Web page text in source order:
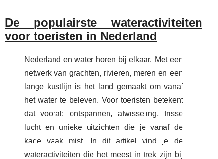
De populairste wateractiviteiten
voor toeristen in Nederland
Nederland en water horen bij elkaar. Met een
netwerk van grachten, rivieren, meren en een
lange kustlijn is het land gemaakt om vanaf
het water te beleven. Voor toeristen betekent
dat vooral: ontspannen, afwisseling, frisse
lucht en unieke uitzichten die je vanaf de
kade vaak mist. In dit artikel vind je de
wateractiviteiten die het meest in trek zijn bij